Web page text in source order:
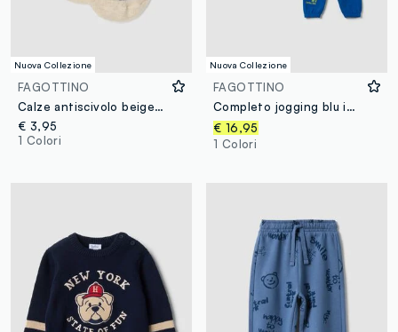
Nuova Collezione
FAGOTTINO
Calze antiscivolo beige in cotone organico elasticizzato con coccodrillo
€ 3,95
1 Colori
Nuova Collezione
FAGOTTINO
Completo jogging blu in puro cotone con stampa per bimbo
€ 16,95
1 Colori